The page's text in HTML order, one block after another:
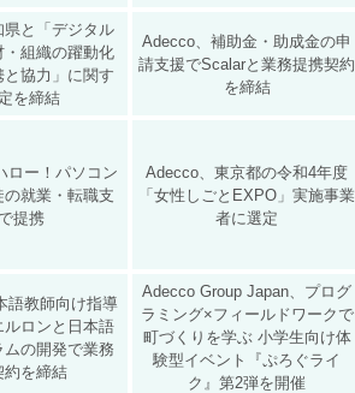
県と「デジタル
・組織の躍動化
と協力」に関す
を締結
Adecco、補助⾦・助成⾦の申
請支援でScalarと業務提携契約
を締結
ロー！パソコン
就業・転職支
提携
Adecco、東京都の令和4年度
「女性しごとEXPO」実施事業
者に選定
語教師向け指導
ルロンと日本語
の開発で業務
約を締結
Adecco Group Japan、プログ
ラミング×フィールドワークで
町づくりを学ぶ 小学生向け体
験型イベント『ぷろぐライ
ク』第2弾を開催